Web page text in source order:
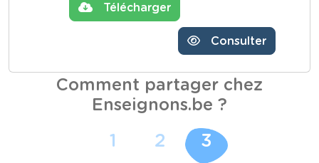
Télécharger
Consulter
Comment partager chez
Enseignons.be ?
1 2 3